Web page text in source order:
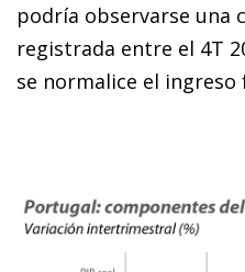
podría observarse una
registrada entre el 4T
se normalice el ingreso